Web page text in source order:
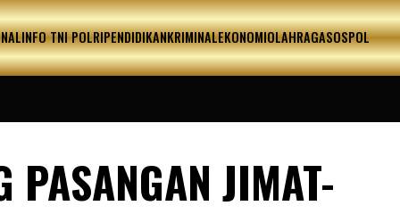
INFO TNI POLRIPENDIDIKANKRIMINALEKONOMIOLAHRAGASOSPOL
PASANGAN JIMAT-